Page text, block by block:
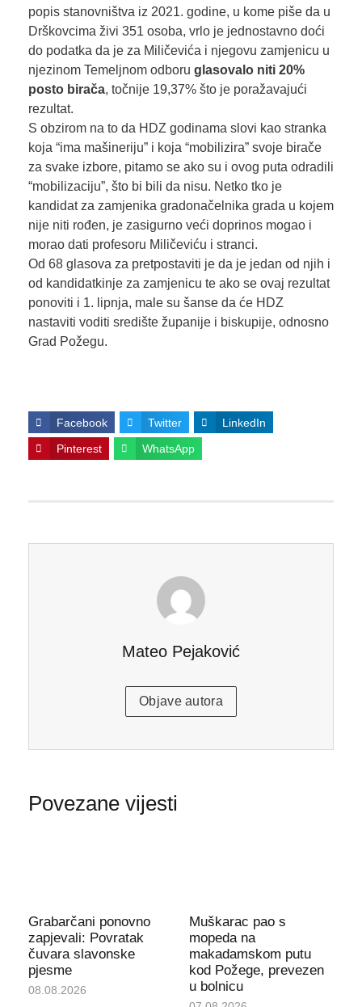
popis stanovništva iz 2021. godine, u kome piše da u
Drškovcima živi 351 osoba, vrlo je jednostavno doći
do podatka da je za Miličevića i njegovu zamjenicu u
njezinom Temeljnom odboru glasovalo niti 20%
posto birača, točnije 19,37% što je poražavajući
rezultat.
S obzirom na to da HDZ godinama slovi kao stranka
koja “ima mašineriju” i koja “mobilizira” svoje birače
za svake izbore, pitamo se ako su i ovog puta odradili
“mobilizaciju”, što bi bili da nisu. Netko tko je
kandidat za zamjenika gradonačelnika grada u kojem
nije niti rođen, je zasigurno veći doprinos mogao i
morao dati profesoru Miličeviću i stranci.
Od 68 glasova za pretpostaviti je da je jedan od njih i
od kandidatkinje za zamjenicu te ako se ovaj rezultat
ponoviti i 1. lipnja, male su šanse da će HDZ
nastaviti voditi središte županije i biskupije, odnosno
Grad Požegu.
Facebook Twitter LinkedIn
Pinterest WhatsApp
Mateo Pejaković
Objave autora
Povezane vijesti
Grabarčani ponovno
zapjevali: Povratak
čuvara slavonske
pjesme
08.08.2026
Muškarac pao s
mopeda na
makadamskom putu
kod Požege, prevezen
u bolnicu